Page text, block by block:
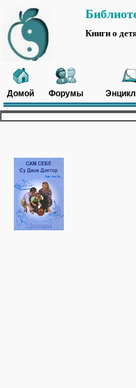
Книги о
Домой Форумы